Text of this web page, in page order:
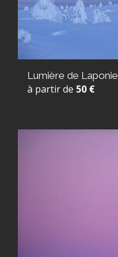
Lumière de Laponie
à partir de 50 €